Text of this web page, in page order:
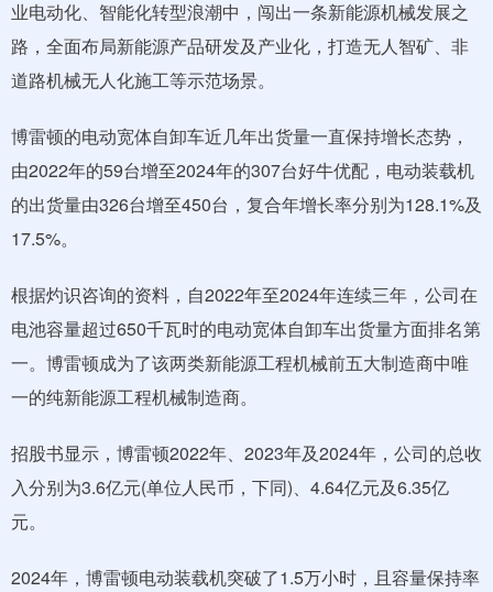
业电动化、智能化转型浪潮中，闯出一条新能源机械发展之
路，全面布局新能源产品研发及产业化，打造无人智矿、非
道路机械无人化施工等示范场景。
博雷顿的电动宽体自卸车近几年出货量一直保持增长态势，
由2022年的59台增至2024年的307台好牛优配，电动装载机
的出货量由326台增至450台，复合年增长率分别为128.1%及
17.5%。
根据灼识咨询的资料，自2022年至2024年连续三年，公司在
电池容量超过650千瓦时的电动宽体自卸车出货量方面排名第
一。博雷顿成为了该两类新能源工程机械前五大制造商中唯
一的纯新能源工程机械制造商。
招股书显示，博雷顿2022年、2023年及2024年，公司的总收
入分别为3.6亿元(单位人民币，下同)、4.64亿元及6.35亿
元。
2024年，博雷顿电动装载机突破了1.5万小时，且容量保持率